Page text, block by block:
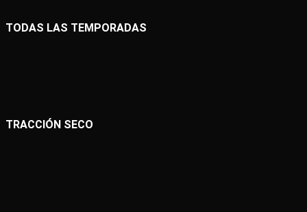
TODAS LAS TEMPORADAS
TRACCIÓN SECO